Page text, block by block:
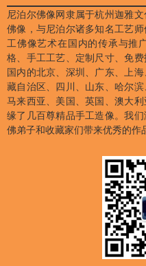
尼泊尔佛像网隶属于杭州迦雅
佛像，与尼泊尔诸多知名工艺
工佛像艺术在国内的传承与推
格、手工工艺、定制尺寸、免
国内的北京、深圳、广东、上
藏自治区、四川、山东、哈尔滨
马来西亚、美国、英国、澳大
缘了几百尊精品手工造像。我
佛弟子和收藏家们带来优秀的作